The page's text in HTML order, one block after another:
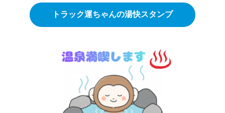
トラック運ちゃんの湯快スタンプ